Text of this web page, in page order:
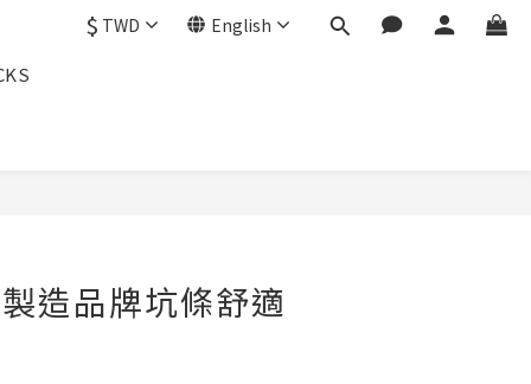
$ TWD English
造品牌坑條舒適